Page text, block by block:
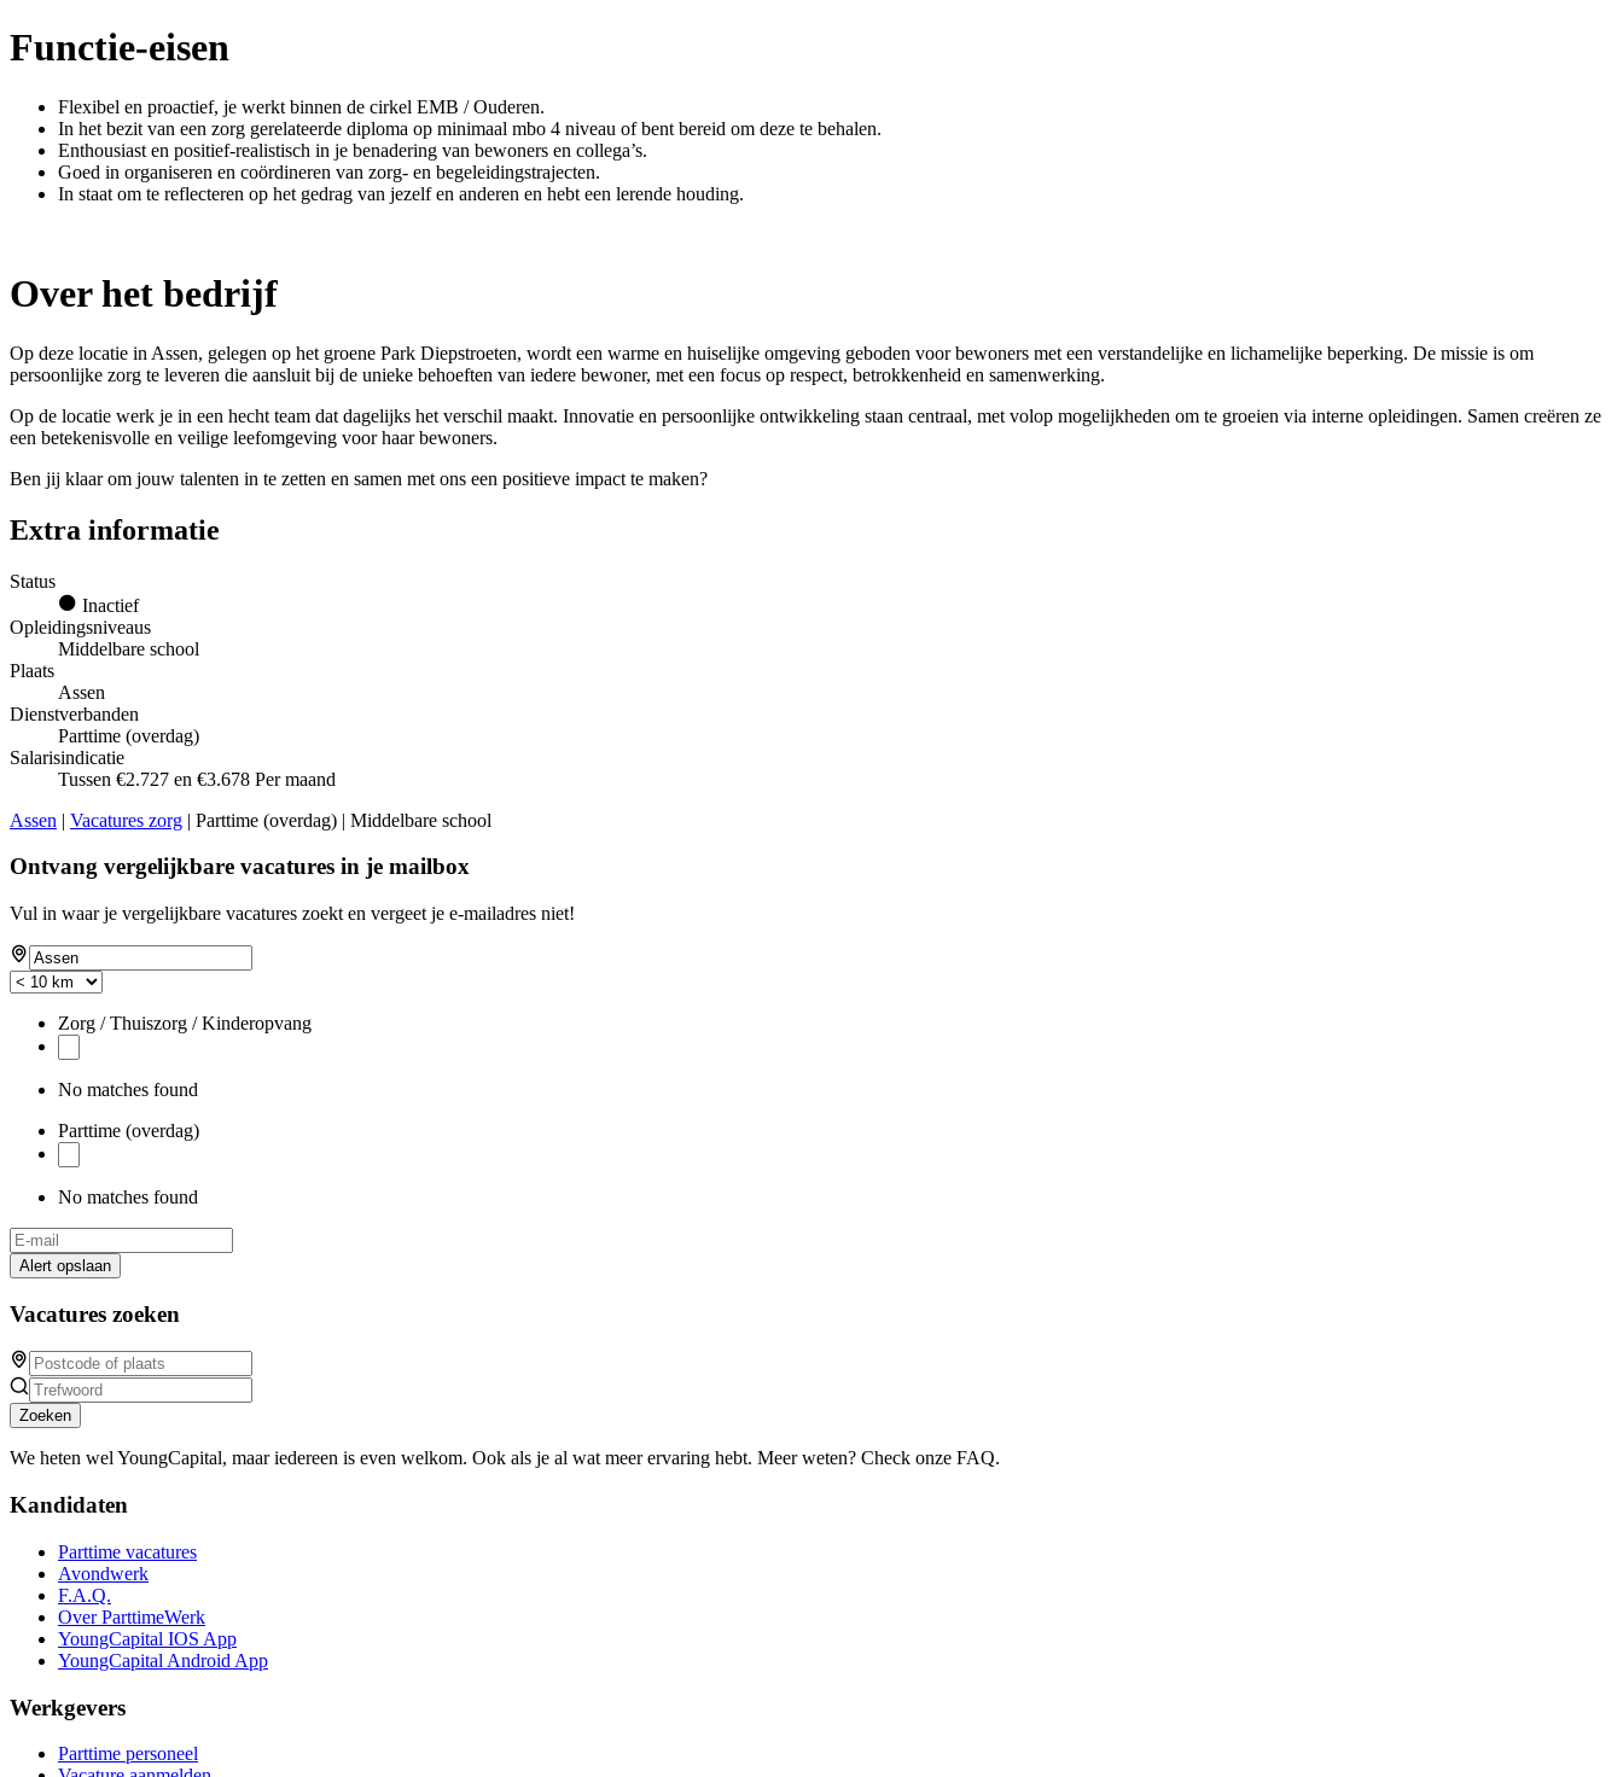
Functie-eisen
Flexibel en proactief, je werkt binnen de cirkel EMB / Ouderen.
In het bezit van een zorg gerelateerde diploma op minimaal mbo 4 niveau of bent bereid om deze te behalen.
Enthousiast en positief-realistisch in je benadering van bewoners en collega’s.
Goed in organiseren en coördineren van zorg- en begeleidingstrajecten.
In staat om te reflecteren op het gedrag van jezelf en anderen en hebt een lerende houding.
Over het bedrijf
Op deze locatie in Assen, gelegen op het groene Park Diepstroeten, wordt een warme en huiselijke omgeving geboden voor bewoners met een verstandelijke en lichamelijke beperking. De missie is om
persoonlijke zorg te leveren die aansluit bij de unieke behoeften van iedere bewoner, met een focus op respect, betrokkenheid en samenwerking.
Op de locatie werk je in een hecht team dat dagelijks het verschil maakt. Innovatie en persoonlijke ontwikkeling staan centraal, met volop mogelijkheden om te groeien via interne opleidingen. Samen creëren ze
een betekenisvolle en veilige leefomgeving voor haar bewoners.
Ben jij klaar om jouw talenten in te zetten en samen met ons een positieve impact te maken?
Extra informatie
Status
Inactief
Opleidingsniveaus
Middelbare school
Plaats
Assen
Dienstverbanden
Parttime (overdag)
Salarisindicatie
Tussen €2.727 en €3.678 Per maand
Assen | Vacatures zorg | Parttime (overdag) | Middelbare school
Ontvang vergelijkbare vacatures in je mailbox
Vul in waar je vergelijkbare vacatures zoekt en vergeet je e-mailadres niet!
Zorg / Thuiszorg / Kinderopvang
No matches found
Parttime (overdag)
No matches found
Alert opslaan
Vacatures zoeken
Zoeken
We heten wel YoungCapital, maar iedereen is even welkom. Ook als je al wat meer ervaring hebt. Meer weten? Check onze FAQ.
Kandidaten
Parttime vacatures
Avondwerk
F.A.Q.
Over ParttimeWerk
YoungCapital IOS App
YoungCapital Android App
Werkgevers
Parttime personeel